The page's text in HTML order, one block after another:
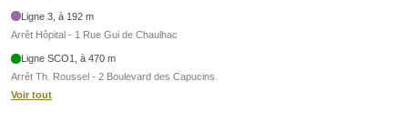
Ligne 3, à 192 m
Arrêt Hôpital - 1 Rue Gui de Chaulhac
Ligne SCO1, à 470 m
Arrêt Th. Roussel - 2 Boulevard des Capucins
Voir tout